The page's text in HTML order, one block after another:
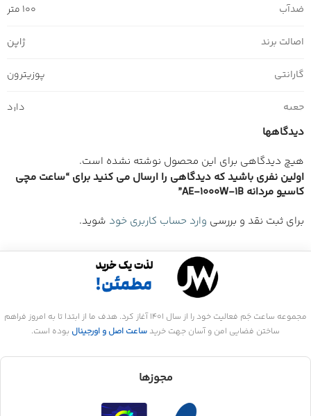
ضدآب 100 متر
اصالت برند ژاپن
گارانتی پوزیترون
جعبه دارد
دیدگاهها
هیچ دیدگاهی برای این محصول نوشته نشده است.
اولین نفری باشید که دیدگاهی را ارسال می کنید برای “ساعت مچی
کاسیو مردانه AE-1000W-1B”
برای ثبت نقد و بررسی وارد حساب کاربری خود شوید.
مجموعه ساعت جَم فعالیت خود را از سال 1401 آغاز کرد. هدف ما از ابتدا تا به امروز فراهم
ساختن فضایی امن و آسان جهت خرید ساعت اصل و اورجینال بوده است.
مجوزها